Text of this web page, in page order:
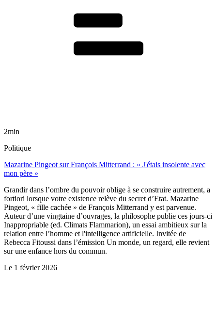
2min
Politique
Mazarine Pingeot sur François Mitterrand : « J'étais insolente avec
mon père »
Grandir dans l’ombre du pouvoir oblige à se construire autrement, a
fortiori lorsque votre existence relève du secret d’Etat. Mazarine
Pingeot, « fille cachée » de François Mitterrand y est parvenue.
Auteur d’une vingtaine d’ouvrages, la philosophe publie ces jours-ci
Inappropriable (ed. Climats Flammarion), un essai ambitieux sur la
relation entre l’homme et l'intelligence artificielle. Invitée de
Rebecca Fitoussi dans l’émission Un monde, un regard, elle revient
sur une enfance hors du commun.
Le 1 février 2026